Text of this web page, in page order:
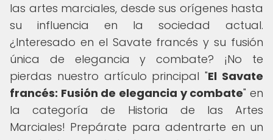
las artes marciales, desde sus orígenes hasta
su influencia en la sociedad actual.
¿Interesado en el Savate francés y su fusión
única de elegancia y combate? ¡No te
pierdas nuestro artículo principal "El Savate
francés: Fusión de elegancia y combate" en
la categoría de Historia de las Artes
Marciales! Prepárate para adentrarte en un